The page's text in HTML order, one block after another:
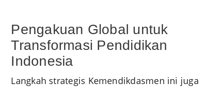
Pengakuan Global untuk
Transformasi Pendidikan
Indonesia
Langkah strategis Kemendikdasmen ini juga